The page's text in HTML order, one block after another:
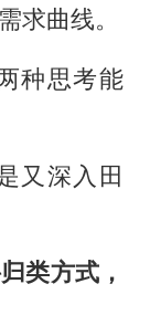
求曲线。
种思考能
又深入田
类方式，